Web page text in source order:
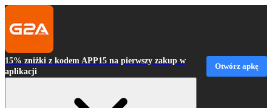
15% zniżki z kodem APP15 na pierwszy zakup w
aplikacji
Otwórz apkę